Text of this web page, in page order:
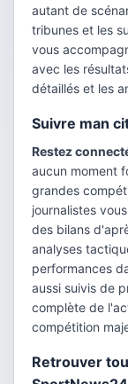
autant de
tribunes et les
vous
avec les
détaillés et les
Suivre man
Restez
aucun moment
grandes
journalistes
des bilans
analyses
performances
aussi suivis de
complète de
compétition
Retrouver